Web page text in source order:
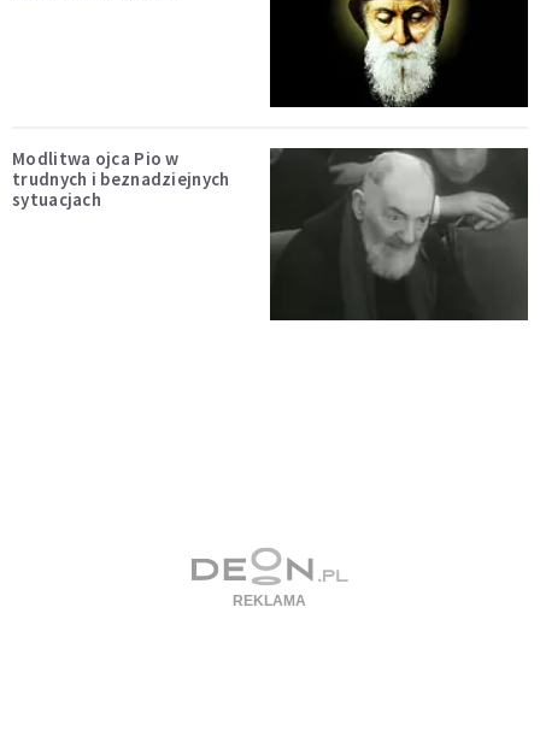
Modlitwa ojca Pio w
trudnych i beznadziejnych
sytuacjach